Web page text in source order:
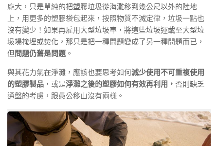
龐大，只是單純的把塑膠垃圾從海灘移到幾公尺以外的陸地
上，用更多的塑膠袋包起來，按照物質不滅定律，垃圾一點也
沒有變少！如果再雇用大型垃圾車，將這些垃圾運載至大型垃
圾場掩埋或焚化，那只是把一種問題變成了另一種問題而已，
但 問題仍舊是問題 。
與其花力氣在淨灘，應該也要思考如何減少使用不可重複使用
的塑膠製品 ，或是淨灘之後的塑膠如何有效再利用， 否則缺乏
通盤的考慮，跟愚公移山沒有兩樣。